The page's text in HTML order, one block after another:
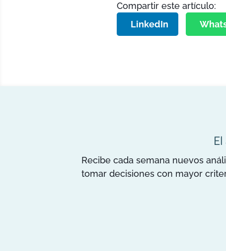
Compartir este artículo:
LinkedIn
Recibe cada semana nuevos
tomar decisiones con mayor